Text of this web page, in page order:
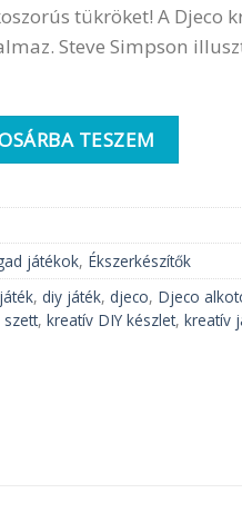
tükröket! A Djeco
Steve Simpson
szett | Virágkeretes
TESZEM
játékok, Ékszerkészítők
, diy játék, djeco, Djeco
szett, kreatív DIY készlet, kreatív